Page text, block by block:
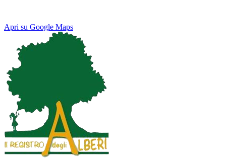
Apri su Google Maps
Map Satellite
Keyboard shortcuts